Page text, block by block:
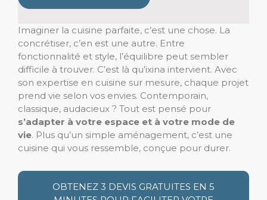
Imaginer la cuisine parfaite, c’est une chose. La
concrétiser, c’en est une autre. Entre
fonctionnalité et style, l’équilibre peut sembler
difficile à trouver. C’est là qu’ixina intervient. Avec
son expertise en cuisine sur mesure, chaque projet
prend vie selon vos envies. Contemporain,
classique, audacieux ? Tout est pensé pour
s’adapter à votre espace et à votre mode de
vie. Plus qu’un simple aménagement, c’est une
cuisine qui vous ressemble, conçue pour durer.
OBTENEZ 3 DEVIS GRATUITES EN 5